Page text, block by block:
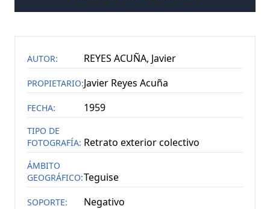
AUTOR: REYES ACUÑA, Javier
PROPIETARIO:Javier Reyes Acuña
FECHA: 1959
TIPO DE
FOTOGRAFÍA: Retrato exterior colectivo
ÁMBITO
GEOGRÁFICO:Teguise
SOPORTE: Negativo